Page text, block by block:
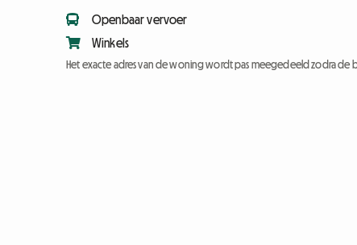
Openbaar vervoer
Winkels
Het exacte adres van de woning wordt pas meegedeeld zodra de